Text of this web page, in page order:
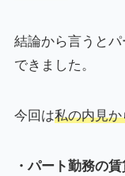
結論から言うとパ
できました。
今回は私の内見
・パート勤務の